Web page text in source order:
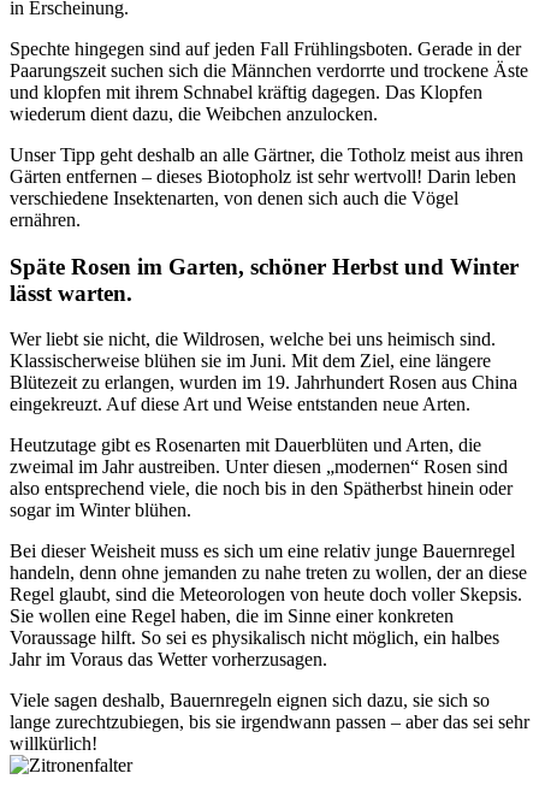
in Erscheinung.
Spechte hingegen sind auf jeden Fall Frühlingsboten. Gerade in der
Paarungszeit suchen sich die Männchen verdorrte und trockene Äste
und klopfen mit ihrem Schnabel kräftig dagegen. Das Klopfen
wiederum dient dazu, die Weibchen anzulocken.
Unser Tipp geht deshalb an alle Gärtner, die Totholz meist aus ihren
Gärten entfernen – dieses Biotopholz ist sehr wertvoll! Darin leben
verschiedene Insektenarten, von denen sich auch die Vögel
ernähren.
Späte Rosen im Garten, schöner Herbst und Winter
lässt warten.
Wer liebt sie nicht, die Wildrosen, welche bei uns heimisch sind.
Klassischerweise blühen sie im Juni. Mit dem Ziel, eine längere
Blütezeit zu erlangen, wurden im 19. Jahrhundert Rosen aus China
eingekreuzt. Auf diese Art und Weise entstanden neue Arten.
Heutzutage gibt es Rosenarten mit Dauerblüten und Arten, die
zweimal im Jahr austreiben. Unter diesen „modernen“ Rosen sind
also entsprechend viele, die noch bis in den Spätherbst hinein oder
sogar im Winter blühen.
Bei dieser Weisheit muss es sich um eine relativ junge Bauernregel
handeln, denn ohne jemanden zu nahe treten zu wollen, der an diese
Regel glaubt, sind die Meteorologen von heute doch voller Skepsis.
Sie wollen eine Regel haben, die im Sinne einer konkreten
Voraussage hilft. So sei es physikalisch nicht möglich, ein halbes
Jahr im Voraus das Wetter vorherzusagen.
Viele sagen deshalb, Bauernregeln eignen sich dazu, sie sich so
lange zurechtzubiegen, bis sie irgendwann passen – aber das sei sehr
willkürlich!